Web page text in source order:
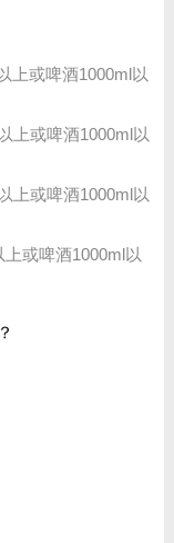
上或啤酒1000ml以
上或啤酒1000ml以
上或啤酒1000ml以
或啤酒1000ml以